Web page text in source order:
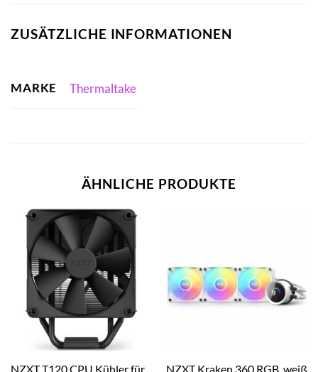
ZUSÄTZLICHE INFORMATIONEN
MARKE Thermaltake
ÄHNLICHE PRODUKTE
NZXT T120 CPU Kühler für NZXT Kraken 360 RGB, weiß